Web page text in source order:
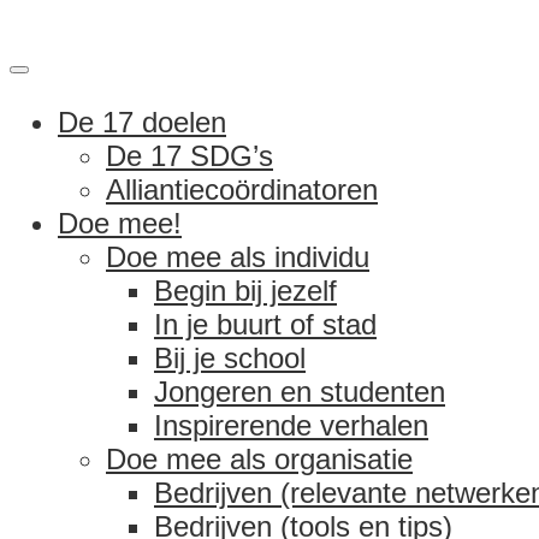
De 17 doelen
De 17 SDG’s
Alliantiecoördinatoren
Doe mee!
Doe mee als individu
Begin bij jezelf
In je buurt of stad
Bij je school
Jongeren en studenten
Inspirerende verhalen
Doe mee als organisatie
Bedrijven (relevante
Bedrijven (tools en tips)